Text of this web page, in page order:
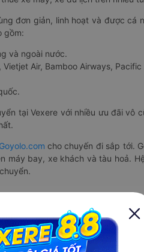
đơn giản, linh hoạt và được cá
gồm:
và ngoài nước.
Air, Bamboo Airways,
tại Vexere với nhiều ưu đãi vô
Goyolo.com cho chuyến đi sắp tới.
máy bay, xe khách và tàu hoả.
Ứng dụng đặt vé Xe